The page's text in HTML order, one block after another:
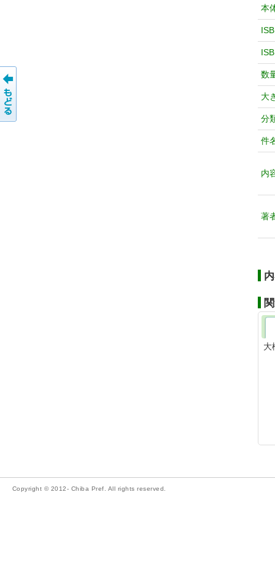
本
数
大
分
件
内
著
大
Copyright © 2012- Chiba Pref. All rights reserved.